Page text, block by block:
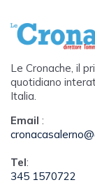
Le Cronache, il
quotidiano
Italia.
Email :
Tel:
345 1570722